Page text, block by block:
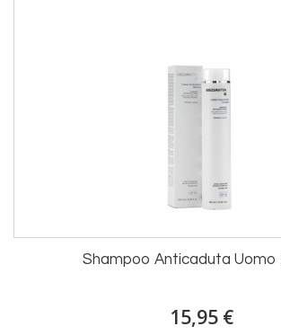
Shampoo Anticaduta Uomo
15,95 €